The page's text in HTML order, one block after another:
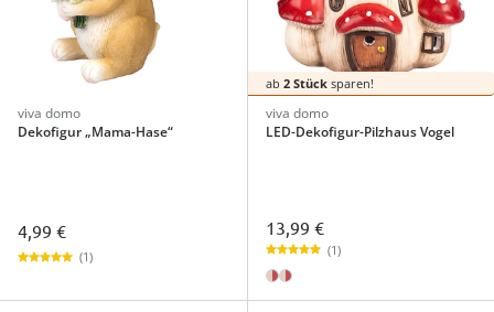
viva domo
Dekofigur „Mama-Hase“
4,99 €
(1)
ab 2 Stücksparen!
viva domo
LED-Dekofigur-Pilzhaus Vogel
13,99 €
(1)